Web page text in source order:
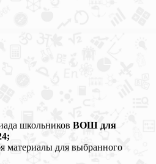
школьников ВОШ для
материалы для выбранного